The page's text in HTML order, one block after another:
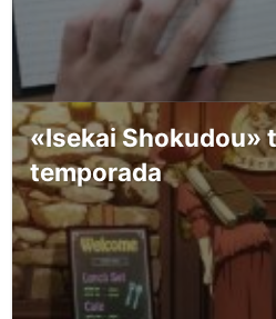
«Isekai Shokudou»
temporada